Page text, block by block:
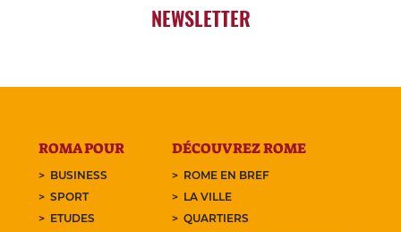
NEWSLETTER
ROMA POUR
BUSINESS
SPORT
ETUDES
DÉCOUVREZ ROME
ROME EN BREF
LA VILLE
QUARTIERS